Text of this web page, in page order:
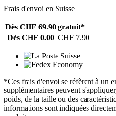
Frais d'envoi en Suisse
Dès CHF 69.90 gratuit*
Dès CHF 0.00 CHF 7.90
*Ces frais d'envoi se réfèrent à un
supplémentaires peuvent
poids, de la taille ou des
informations sont indiquées